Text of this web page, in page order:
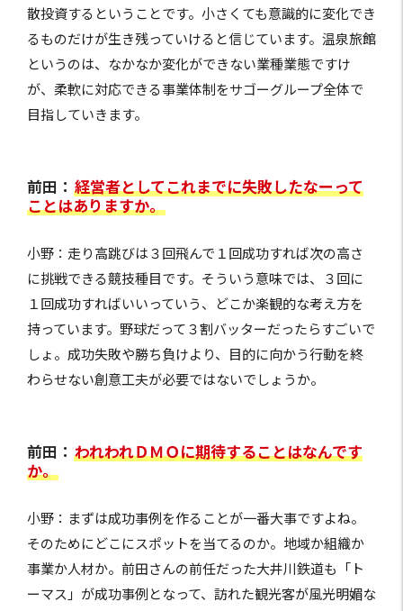
散投資するということです。小さくても意識的に変化でき
るものだけが生き残っていけると信じています。温泉旅館
というのは、なかなか変化ができない業種業態ですけ
が、柔軟に対応できる事業体制をサゴーグループ全体で
目指していきます。
前田： 経営者としてこれまでに失敗したなーって
ことはありますか。
小野：走り高跳びは３回飛んで１回成功すれば次の高さ
に挑戦できる競技種目です。そういう意味では、３回に
１回成功すればいいっていう、どこか楽観的な考え方を
持っています。野球だって３割バッターだったらすごいで
しょ。成功失敗や勝ち負けより、目的に向かう行動を終
わらせない創意工夫が必要ではないでしょうか。
前田： われわれＤＭＯに期待することはなんです
か。
小野：まずは成功事例を作ることが一番大事ですよね。
そのためにどこにスポットを当てるのか。地域か組織か
事業か人材か。前田さんの前任だった大井川鉄道も「ト
ーマス」が成功事例となって、訪れた観光客が風光明媚な